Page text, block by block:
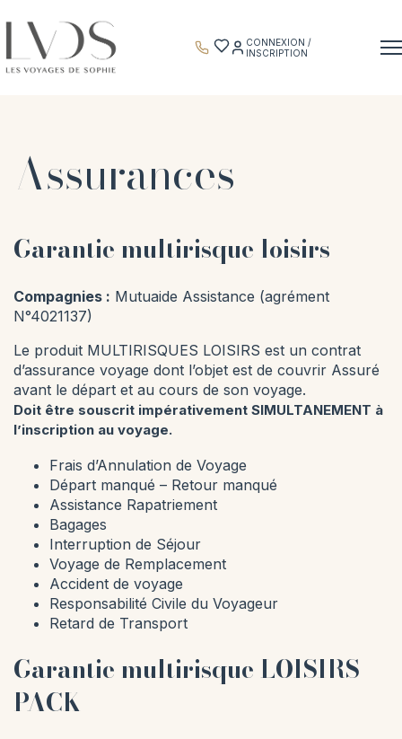
CONNEXION /
INSCRIPTION
Assurances
Garantie multirisque loisirs
Compagnies : Mutuaide Assistance (agrément
N°4021137)
Le produit MULTIRISQUES LOISIRS est un contrat
d’assurance voyage dont l’objet est de couvrir Assuré
avant le départ et au cours de son voyage.
Doit être souscrit impérativement SIMULTANEMENT à
l’inscription au voyage.
Frais d’Annulation de Voyage
Départ manqué – Retour manqué
Assistance Rapatriement
Bagages
Interruption de Séjour
Voyage de Remplacement
Accident de voyage
Responsabilité Civile du Voyageur
Retard de Transport
Garantie multirisque LOISIRS
PACK